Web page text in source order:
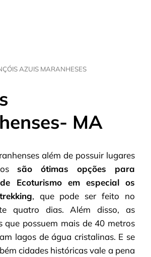
AZUIS MARANHESES
MA
além de possuir lugares
são ótimas opções para
Ecoturismo em especial os
, que pode ser feito no
quatro dias. Além disso, as
que possuem mais de 40 metros
lagos de água cristalinas. E se
cidades históricas vale a pena